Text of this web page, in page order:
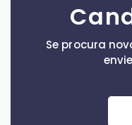
Se procura